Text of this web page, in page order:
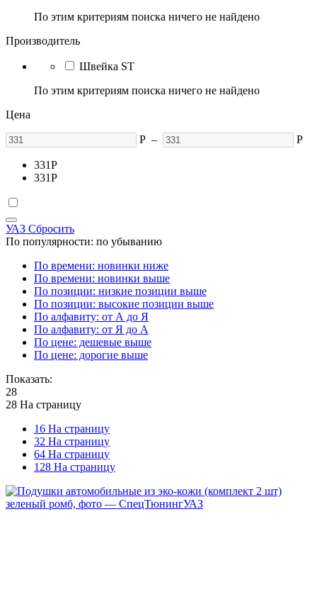
По этим критериям поиска ничего не найдено
Производитель
Швейка ST
По этим критериям поиска ничего не найдено
Цена
Р – Р
331Р
331Р
УАЗ Сбросить
По популярности: по убыванию
По времени: новинки ниже
По времени: новинки выше
По позиции: низкие позиции выше
По позиции: высокие позиции выше
По алфавиту: от А до Я
По алфавиту: от Я до А
По цене: дешевые выше
По цене: дорогие выше
Показать:
28
28 На страницу
16 На страницу
32 На страницу
64 На страницу
128 На страницу